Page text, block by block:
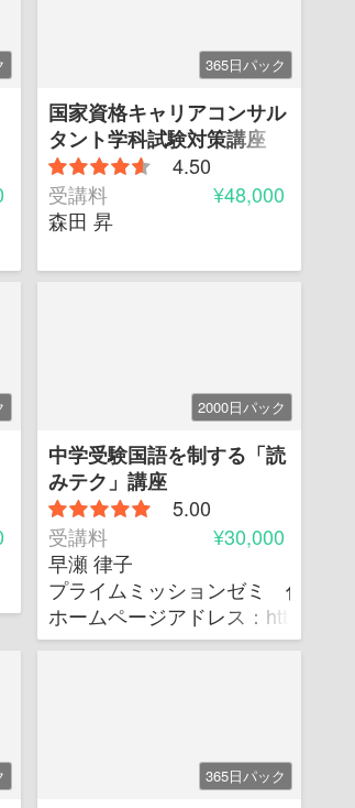
365日パック
国家資格キャリアコンサル
タント学科試験対策講座
4.50
受講料
¥48,000
森田 昇
ジャー、私大ITアシスタント
ス経営
2000日パック
中学受験国語を制する「読
みテク」講座
5.00
受講料
¥30,000
早瀬 律子
プライムミッションゼミ 代表
ホームページアドレス：http://e-
365日パック